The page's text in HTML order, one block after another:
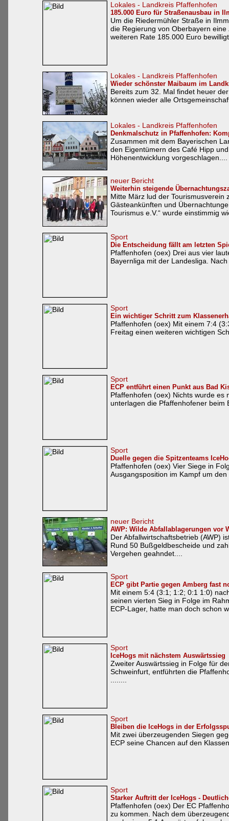
Lokales - Landkreis Pfaffenhofen
185.000 Euro für Straßenausbau in
Um die Riedermühler Straße in
die Regierung von Oberbayern
weiteren Rate 185.000 Euro
Lokales - Landkreis Pfaffenhofen
Wieder schönster Maibaum im
Bereits zum 32. Mal findet heuer
können wieder alle
Lokales - Landkreis Pfaffenhofen
Denkmalschutz in Pfaffenhofen:
Zusammen mit dem Bayerischen
den Eigentümern des Café Hipp
Höhenentwicklung vorgeschlagen....
neuer Bericht
Weiterhin steigende
Mitte März lud der
Gästeankünften und
Tourismus e.V.“ wurde einstimmig
Sport
Die Entscheidung fällt am letzten
Pfaffenhofen (oex) Drei aus vier
Bayernliga mit der Landesliga.
Sport
Ein wichtiger Schritt zum
Pfaffenhofen (oex) Mit einem 7:4
Freitag einen weiteren wichtigen
Sport
ECP entführt einen Punkt aus Bad
Pfaffenhofen (oex) Nichts wurde es
unterlagen die Pfaffenhofener beim
Sport
Duelle gegen die Spitzenteams
Pfaffenhofen (oex) Vier Siege in
Ausgangsposition im Kampf um
neuer Bericht
AWP: Wilde Abfallablagerungen vor
Der Abfallwirtschaftsbetrieb (AWP)
Rund 50 Bußgeldbescheide und
Vergehen geahndet....
Sport
ECP gibt Partie gegen Amberg fast
Mit einem 5:4 (3:1; 1:2; 0:1 1:0)
seinen vierten Sieg in Folge im
ECP-Lager, hatte man doch schon
Sport
IceHogs mit nächstem Auswärtssieg
Zweiter Auswärtssieg in Folge für
Schweinfurt, entführten die
Sport
Bleiben die IceHogs in der
Mit zwei überzeugenden Siegen
ECP seine Chancen auf den
Sport
Starker Auftritt der IceHogs -
Pfaffenhofen (oex) Der EC
zu kommen. Nach dem